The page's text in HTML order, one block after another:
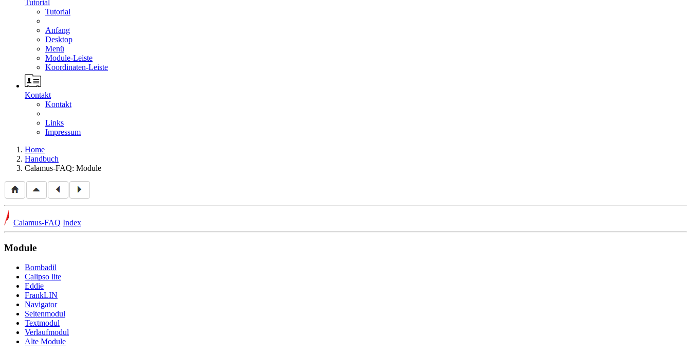
Tutorial
Tutorial
Anfang
Desktop
Menü
Module-Leiste
Koordinaten-Leiste
Kontakt
Kontakt
Links
Impressum
Home
Handbuch
Calamus-FAQ: Module
Calamus-FAQ Index
Module
Bombadil
Calipso lite
Eddie
FrankLIN
Navigator
Seitenmodul
Textmodul
Verlaufmodul
Alte Module